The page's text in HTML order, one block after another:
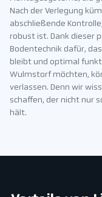
Nach der Verlegung
abschließende
robust ist. Dank dieser
Bodentechnik dafür,
bleibt und optimal
Wulmstorf möchten,
verlassen. Denn wir
schaffen, der nicht nur
hält.